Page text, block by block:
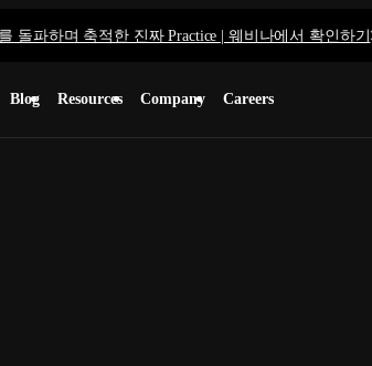
돌파하며 축적한 진짜 Practice | 웨비나에서 확인하기
Blog Resources Company Careers